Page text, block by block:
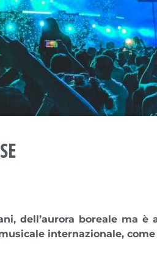
dell’aurora boreale ma è
internazionale, come